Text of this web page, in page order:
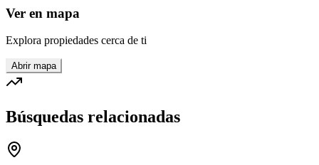
Ver en mapa
Explora propiedades cerca de ti
Abrir mapa
Búsquedas relacionadas